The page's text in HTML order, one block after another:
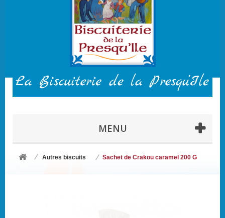
MENU
Autres biscuits Sachet de Crakou caramel 200 G